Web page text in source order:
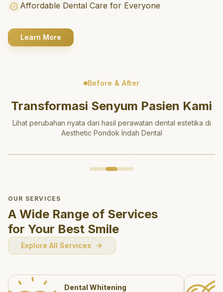
Affordable Dental Care for Everyone
Learn More
Before & After
Transformasi Senyum Pasien Kami
Lihat perubahan nyata dari hasil perawatan dental estetika di
Aesthetic Pondok Indah Dental
OUR SERVICES
A Wide Range of Services
for Your Best Smile
Explore All Services
Dental Whitening